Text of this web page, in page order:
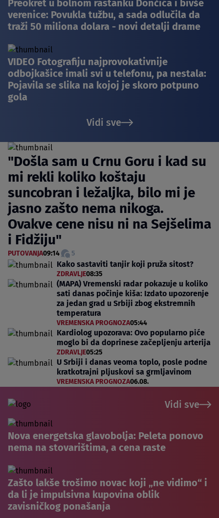
Preokret u bolnom rastanku Dončića i bivše
verenice: Povukla tužbu, a sada odlučila da
traži 50 miliona dolara - novi detalji drame
VIDEO Fotografiju najprovokativnije
odbojkašice imali svi u telefonu, pa nestala:
Pojavila se slika na kojoj je skoro potpuno
gola
Vidi sve
"Došla sam u Crnu Goru i kad su
mi rekli koliko koštaju
suncobran i ležaljka, bilo mi je
jasno zašto nema nikoga.
Ovakve cene nisu ni na Sejšelima
i Fidžiju"
PUTOVANJA09:14 5
Kako sastaviti tanjir koji pruža sitost?
ZDRAVLJE08:35
(MAPA) Vremenski radar pokazuje u koliko
sati danas počinje kiša: Izdato upozorenje
za jedan grad u Srbiji zbog ekstremnih
temperatura
VREMENSKA PROGNOZA05:44
Kardiolog upozorava: Ovo popularno piće
moglo bi da doprinese začepljenju arterija
ZDRAVLJE05:25
U Srbiji i danas veoma toplo, posle podne
kratkotrajni pljuskovi sa grmljavinom
VREMENSKA PROGNOZA06.08.
Vidi sve
Nova energetska glavobolja: Peleta ponovo
nema na stovarištima, a cena raste
Zašto lakše trošimo novac koji „ne vidimo“ i
da li je impulsivna kupovina oblik
zavisničkog ponašanja